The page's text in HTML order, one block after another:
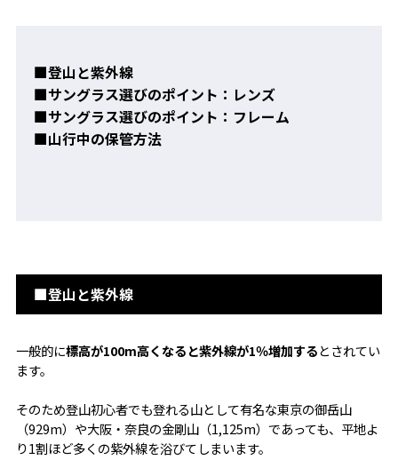
■登山と紫外線
■サングラス選びのポイント：レンズ
■サングラス選びのポイント：フレーム
■山行中の保管方法
■登山と紫外線
一般的に標高が100m高くなると紫外線が1％増加するとされてい
ます。
そのため登山初心者でも登れる山として有名な東京の御岳山
（929m）や大阪・奈良の金剛山（1,125m）であっても、平地よ
り1割ほど多くの紫外線を浴びてしまいます。